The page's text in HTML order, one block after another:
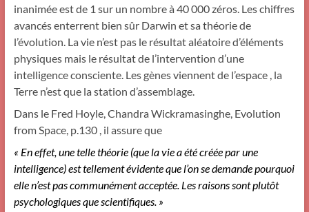
inanimée est de 1 sur un nombre à 40 000 zéros. Les chiffres
avancés enterrent bien sûr Darwin et sa théorie de
l’évolution. La vie n’est pas le résultat aléatoire d’éléments
physiques mais le résultat de l’intervention d’une
intelligence consciente. Les gènes viennent de l’espace , la
Terre n’est que la station d’assemblage.
Dans le Fred Hoyle, Chandra Wickramasinghe, Evolution
from Space, p.130 , il assure que
« En effet, une telle théorie (que la vie a été créée par une
intelligence) est tellement évidente que l’on se demande pourquoi
elle n’est pas communément acceptée. Les raisons sont plutôt
psychologiques que scientifiques. »